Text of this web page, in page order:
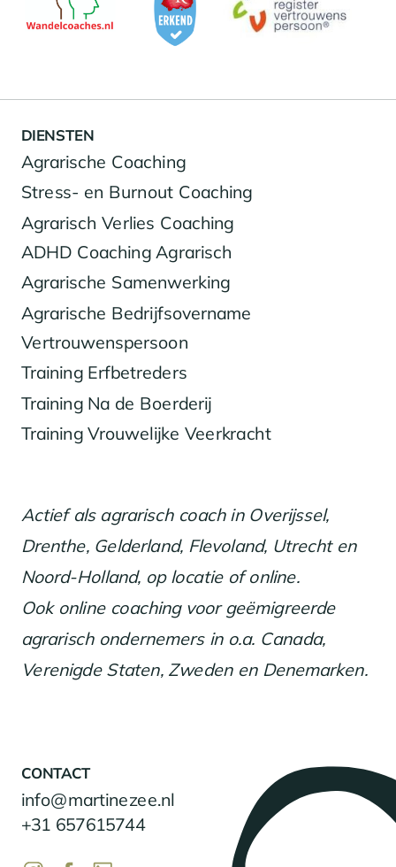
DIENSTEN
Agrarische Coaching
Stress- en Burnout Coaching
Agrarisch Verlies Coaching
ADHD Coaching Agrarisch
Vertrouwenspersoon
CONTACT
info@martinezee.nl
+31 657615744
Training Vrouwelijke Veerkracht
Training Erfbetreders
Training Na de Boerderij
Agrarische Samenwerking
Agrarische Bedrijfsovername
Actief als agrarisch coach in Overijssel,
Drenthe, Gelderland, Flevoland, Utrecht en
Noord-Holland, op locatie of online.
Ook online coaching voor geëmigreerde
agrarisch ondernemers in o.a. Canada,
Verenigde Staten, Zweden en Denemarken.